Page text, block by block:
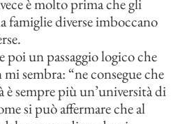
è molto prima che gli
famiglie diverse imboccano
poi un passaggio logico che
sembra: “ne consegue che
è sempre più un’università di
si può affermare che al